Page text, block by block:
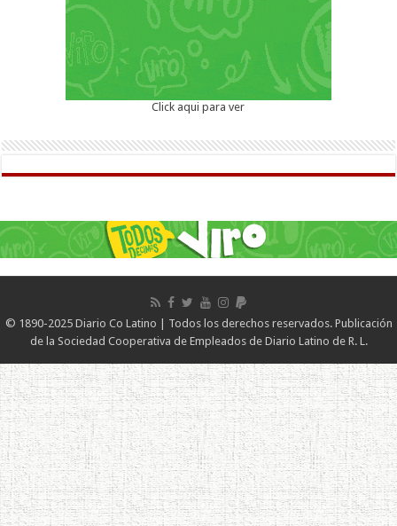
Click aqui para ver
© 1890-2025 Diario Co Latino | Todos los derechos reservados. Publicación
de la Sociedad Cooperativa de Empleados de Diario Latino de R. L.